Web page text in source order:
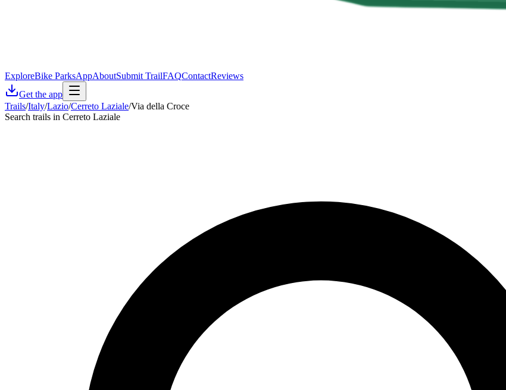
ExploreBike ParksAppAboutSubmit TrailFAQContactReviews
Get the app
Trails/Italy/Lazio/Cerreto Laziale/Via della Croce
Search trails in Cerreto Laziale